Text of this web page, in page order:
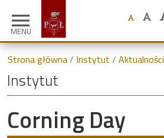
menu
MENU
Strona główna Instytut Aktualności
Instytut
Corning Day